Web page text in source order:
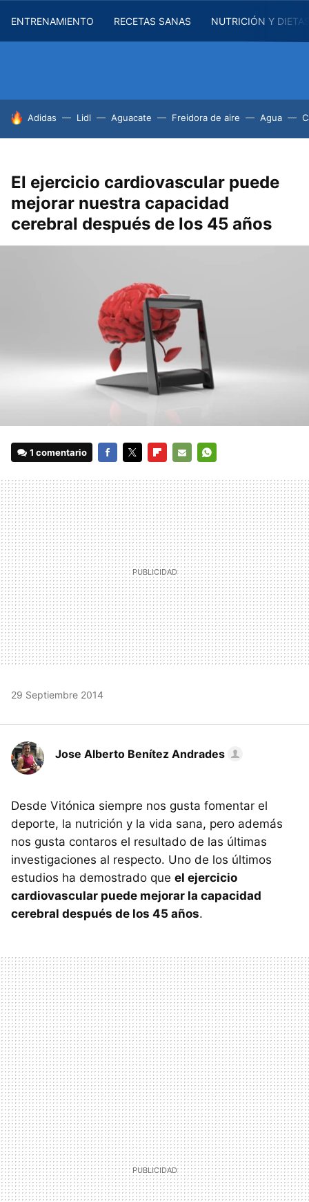
ENTRENAMIENTO RECETAS SANAS NUTRICIÓN Y
HOY SE HABLA DE
Adidas Lidl Aguacate Freidora de aire Agua
El ejercicio cardiovascular puede
mejorar nuestra capacidad
cerebral después de los 45 años
1 comentario
MAIL
29 Septiembre 2014
Jose Alberto Benítez Andrades
Desde Vitónica siempre nos gusta fomentar el
deporte, la nutrición y la vida sana, pero además
nos gusta contaros el resultado de las últimas
investigaciones al respecto. Uno de los últimos
estudios ha demostrado que el ejercicio
cardiovascular puede mejorar la capacidad
cerebral después de los 45 años.